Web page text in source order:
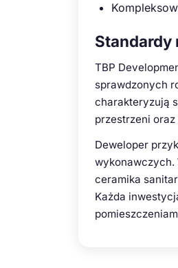
Standardy
TBP
sprawdzonych
charakteryzują
przestrzeni
Deweloper
wykonawczych.
ceramika
Każda